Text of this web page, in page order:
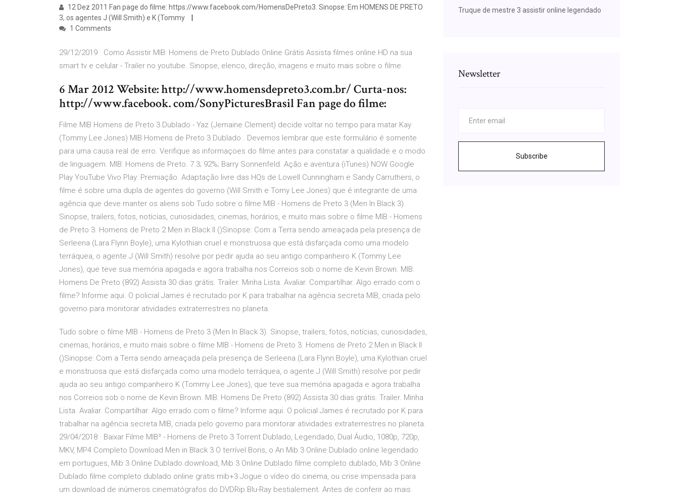
12 Dez 2011 Fan page do filme: https://www.facebook.com/HomensDePreto3. Sinopse: Em HOMENS DE PRETO
3, os agentes J (Will Smith) e K (Tommy
1 Comments
29/12/2019 · Como Assistir MIB: Homens de Preto Dublado Online Grátis Assista filmes online HD na sua
smart tv e celular - Trailer no youtube. Sinopse, elenco, direção, imagens e muito mais sobre o filme.
6 Mar 2012 Website: http://www.homensdepreto3.com.br/ Curta-nos:
http://www.facebook. com/SonyPicturesBrasil Fan page do filme:
Filme MIB Homens de Preto 3 Dublado - Yaz (Jemaine Clement) decide voltar no tempo para matar Kay
(Tommy Lee Jones) MIB Homens de Preto 3 Dublado . Devemos lembrar que este formulário é somente
para uma causa real de erro. Verifique as informaçoes do filme antes para constatar a qualidade e o modo
de linguagem. MIB: Homens de Preto. 7.3; 92%; Barry Sonnenfeld. Ação e aventura (iTunes) NOW Google
Play YouTube Vivo Play. Premiação. Adaptação livre das HQs de Lowell Cunningham e Sandy Carruthers, o
filme é sobre uma dupla de agentes do governo (Will Smith e Tomy Lee Jones) que é integrante de uma
agência que deve manter os aliens sob Tudo sobre o filme MIB - Homens de Preto 3 (Men In Black 3).
Sinopse, trailers, fotos, notícias, curiosidades, cinemas, horários, e muito mais sobre o filme MIB - Homens
de Preto 3. Homens de Preto 2 Men in Black II ()Sinopse: Com a Terra sendo ameaçada pela presença de
Serleena (Lara Flynn Boyle), uma Kylothian cruel e monstruosa que está disfarçada como uma modelo
terráquea, o agente J (Will Smith) resolve por pedir ajuda ao seu antigo companheiro K (Tommy Lee
Jones), que teve sua memória apagada e agora trabalha nos Correios sob o nome de Kevin Brown. MIB:
Homens De Preto (892) Assista 30 dias grátis. Trailer. Minha Lista. Avaliar. Compartilhar. Algo errado com o
filme? Informe aqui. O policial James é recrutado por K para trabalhar na agência secreta MIB, criada pelo
governo para monitorar atividades extraterrestres no planeta.
Tudo sobre o filme MIB - Homens de Preto 3 (Men In Black 3). Sinopse, trailers, fotos, notícias, curiosidades,
cinemas, horários, e muito mais sobre o filme MIB - Homens de Preto 3. Homens de Preto 2 Men in Black II
()Sinopse: Com a Terra sendo ameaçada pela presença de Serleena (Lara Flynn Boyle), uma Kylothian cruel
e monstruosa que está disfarçada como uma modelo terráquea, o agente J (Will Smith) resolve por pedir
ajuda ao seu antigo companheiro K (Tommy Lee Jones), que teve sua memória apagada e agora trabalha
nos Correios sob o nome de Kevin Brown. MIB: Homens De Preto (892) Assista 30 dias grátis. Trailer. Minha
Lista. Avaliar. Compartilhar. Algo errado com o filme? Informe aqui. O policial James é recrutado por K para
trabalhar na agência secreta MIB, criada pelo governo para monitorar atividades extraterrestres no planeta.
29/04/2018 · Baixar Filme MIB³ - Homens de Preto 3 Torrent Dublado, Legendado, Dual Áudio, 1080p, 720p,
MKV, MP4 Completo Download Men in Black 3 O terrível Boris, o An Mib 3 Online Dublado online legendado
em portugues, Mib 3 Online Dublado download, Mib 3 Online Dublado filme completo dublado, Mib 3 Online
Dublado filme completo dublado online gratis mib+3 Jogue o vídeo do cinema, ou crise impensada para
um download de inúmeros cinematógrafos do DVDRip Blu-Ray bestialement. Antes de conferir ao mais
Truque de mestre 3 assistir online legendado
Newsletter
Subscribe